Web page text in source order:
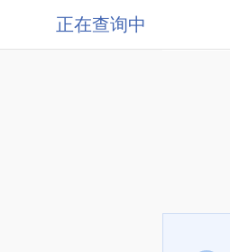
正在查询中